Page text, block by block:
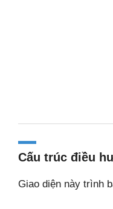
Cấu trúc điều
Giao diện này trình